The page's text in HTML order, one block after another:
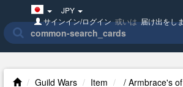
Japan(日
本
語)
JPY
サインイン/ログイン或いは届け出をし
Guild Wars Item / Armbrace's